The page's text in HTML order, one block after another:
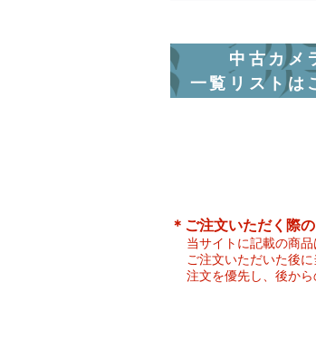
中古カメ
一覧リストは
＊ご注文いただく際
当サイトに記載の商
ご注文いただいた後
注文を優先し、後か